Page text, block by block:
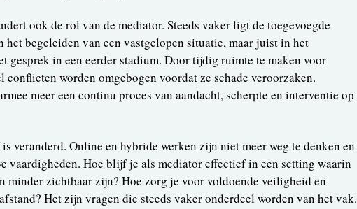
ook de rol van de mediator. Steeds vaker ligt de toegevoegde
het begeleiden van een vastgelopen situatie, maar juist in het
gesprek in een eerder stadium. Door tijdig ruimte te maken voor
conflicten worden omgebogen voordat ze schade veroorzaken.
meer een continu proces van aandacht, scherpte en interventie op
veranderd. Online en hybride werken zijn niet meer weg te denken en
vaardigheden. Hoe blijf je als mediator effectief in een setting waarin
minder zichtbaar zijn? Hoe zorg je voor voldoende veiligheid en
Het zijn vragen die steeds vaker onderdeel worden van het vak.